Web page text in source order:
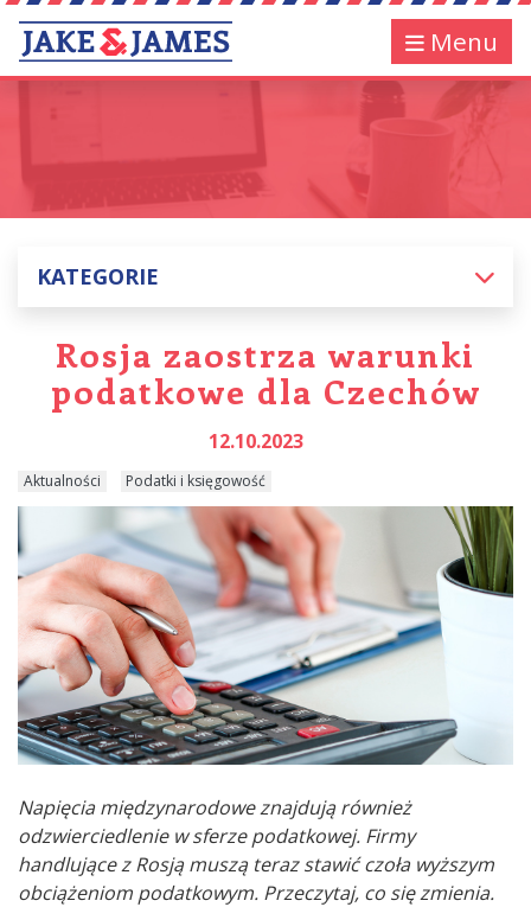
Menu
KATEGORIE
Rosja zaostrza warunki
podatkowe dla Czechów
12.10.2023
Aktualności Podatki i księgowość
Napięcia międzynarodowe znajdują również
odzwierciedlenie w sferze podatkowej. Firmy
handlujące z Rosją muszą teraz stawić czoła wyższym
obciążeniom podatkowym. Przeczytaj, co się zmienia.